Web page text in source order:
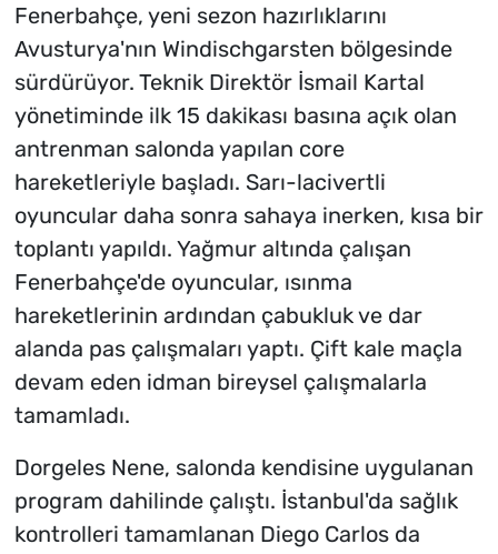
Fenerbahçe, yeni sezon hazırlıklarını
Avusturya'nın Windischgarsten bölgesinde
sürdürüyor. Teknik Direktör İsmail Kartal
yönetiminde ilk 15 dakikası basına açık olan
antrenman salonda yapılan core
hareketleriyle başladı. Sarı-lacivertli
oyuncular daha sonra sahaya inerken, kısa bir
toplantı yapıldı. Yağmur altında çalışan
Fenerbahçe'de oyuncular, ısınma
hareketlerinin ardından çabukluk ve dar
alanda pas çalışmaları yaptı. Çift kale maçla
devam eden idman bireysel çalışmalarla
tamamladı.
Dorgeles Nene, salonda kendisine uygulanan
program dahilinde çalıştı. İstanbul'da sağlık
kontrolleri tamamlanan Diego Carlos da